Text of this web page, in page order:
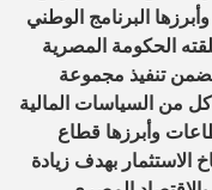
البرنامج الوطني
الحكومة المصرية
تضمن تنفيذ مجموعة
من السياسات المالية
وأبرزها قطاع
بهدف زيادة